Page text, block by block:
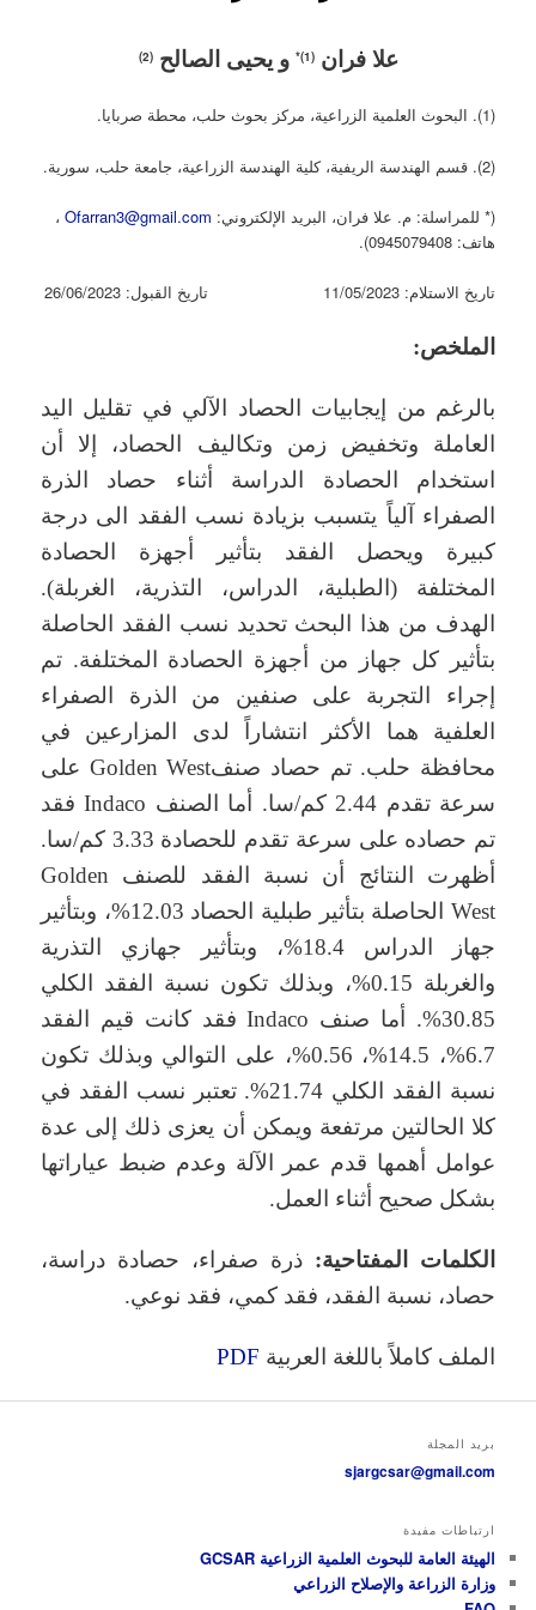
علا فران(1)
* و يحيى الصالح(2)
(1). البحوث العلمية الزراعية، مركز بحوث حلب، محطة صربايا.
(2). قسم الهندسة الريفية، كلية الهندسة الزراعية، جامعة حلب، سورية.
(* للمراسلة: م. علا فران، البريد الإلكتروني: Ofarran3@gmail.com ،
هاتف: 0945079408).
تاريخ الاستلام: 11/05/2023 تاريخ القبول: 26/06/2023
لملخص:
بالرغم من إيجابيات الحصاد الآلي في تقليل اليد
العاملة وتخفيض زمن وتكاليف الحصاد، إلا أن
استخدام الحصادة الدراسة أثناء حصاد الذرة
الصفراء آلياً يتسبب بزيادة نسب الفقد الى درجة
كبيرة ويحصل الفقد بتأثير أجهزة الحصادة
المختلفة (الطبلية، الدراس، التذرية، الغربلة).
الهدف من هذا البحث تحديد نسب الفقد الحاصلة
بتأثير كل جهاز من أجهزة الحصادة المختلفة. تم
إجراء التجربة على صنفين من الذرة الصفراء
العلفية هما الأكثر انتشاراً لدى المزارعين في
محافظة حلب. تم حصاد صنفGolden West على
سرعة تقدم 2.44 كم/سا. أما الصنف Indaco فقد
تم حصاده على سرعة تقدم للحصادة 3.33 كم/سا.
أظهرت النتائج أن نسبة الفقد للصنف Golden
West الحاصلة بتأثير طبلية الحصاد 12.03%، وبتأثير
جهاز الدراس 18.4%، وبتأثير جهازي التذرية
والغربلة 0.15%، وبذلك تكون نسبة الفقد الكلي
30.85%. أما صنف Indaco فقد كانت قيم الفقد
6.7%، 14.5%، 0.56%، على التوالي وبذلك تكون
نسبة الفقد الكلي 21.74%. تعتبر نسب الفقد في
كلا الحالتين مرتفعة ويمكن أن يعزى ذلك إلى عدة
عوامل أهمها قدم عمر الآلة وعدم ضبط عياراتها
بشكل صحيح أثناء العمل.
الكلمات المفتاحية: ذرة صفراء، حصادة دراسة،
حصاد، نسبة الفقد، فقد كمي، فقد نوعي.
الملف كاملاً باللغة العربية PDF
بريد المجلة
sjargcsar@gmail.com
ارتباطات مفيدة
الهيئة العامة للبحوث العلمية الزراعية GCSAR
وزارة الزراعة والإصلاح الزراعي